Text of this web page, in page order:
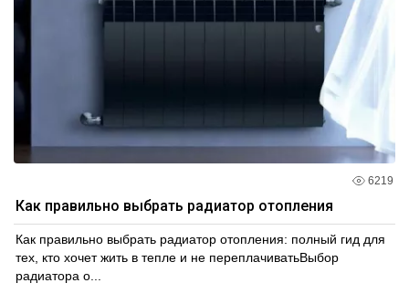
6219
Как правильно выбрать радиатор отопления
Как правильно выбрать радиатор отопления: полный гид для
тех, кто хочет жить в тепле и не переплачиватьВыбор
радиатора о...